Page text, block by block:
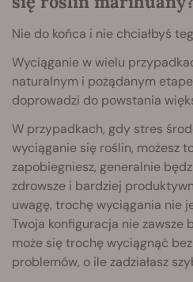
Nie do końca i nie chciałbyś
Wyciąganie w wielu
naturalnym i pożądanym
doprowadzi do powstania
W przypadkach, gdy stres
wyciąganie się roślin, możesz
zapobiegniesz, generalnie
zdrowsze i bardziej
uwagę, trochę wyciągania nie
Twoja konfiguracja nie zawsze
może się trochę wyciągnąć
problemów, o ile zadziałasz